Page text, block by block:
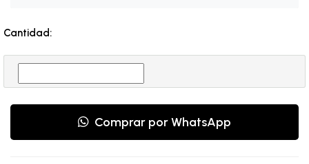
Cantidad:
Comprar por WhatsApp